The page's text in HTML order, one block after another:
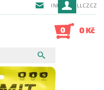
INFO@QUILLCZ.CZ
0 0 Kč